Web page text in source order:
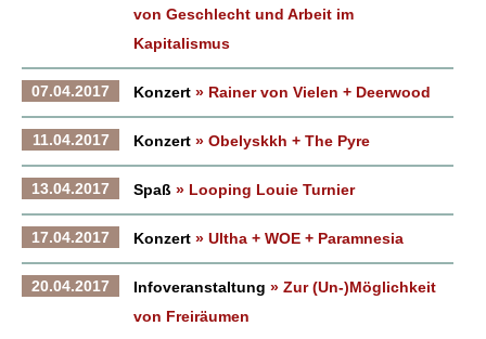
von Geschlecht und Arbeit im
Kapitalismus
07.04.2017 Konzert » Rainer von Vielen + Deerwood
11.04.2017 Konzert » Obelyskkh + The Pyre
13.04.2017 Spaß » Looping Louie Turnier
17.04.2017 Konzert » Ultha + WOE + Paramnesia
20.04.2017 Infoveranstaltung » Zur (Un-)Möglichkeit
von Freiräumen